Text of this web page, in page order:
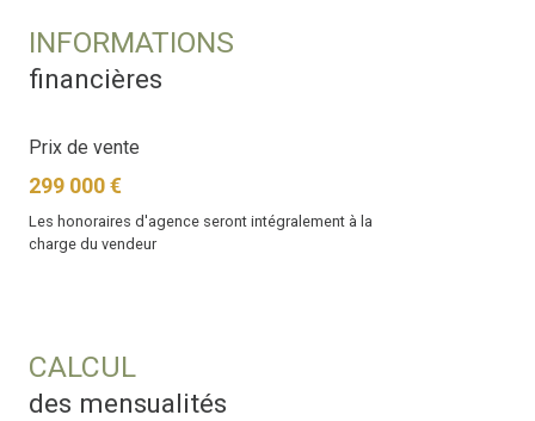
INFORMATIONS
financières
Prix de vente
299 000 €
Les honoraires d'agence seront intégralement à la
charge du vendeur
CALCUL
des mensualités